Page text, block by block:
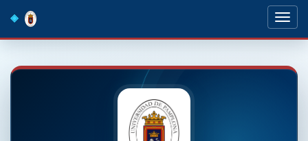
navigation